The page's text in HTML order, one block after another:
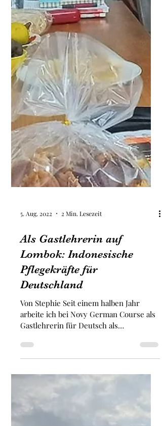
Als Gastlehrerin auf
Von Stephie Seit einem halben Jahr
arbeite ich bei Novy German Course als
Gastlehrerin für Deutsch als
Fremdsprache. Angefangen habe ich...